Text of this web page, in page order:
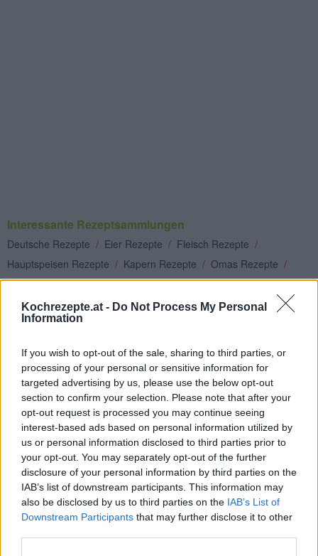
Kochrezepte.at - Do Not Process My Personal
Information
If you wish to opt-out of the sale, sharing to third parties, or
processing of your personal or sensitive information for
targeted advertising by us, please use the below opt-out
section to confirm your selection. Please note that after your
opt-out request is processed you may continue seeing
interest-based ads based on personal information utilized by
us or personal information disclosed to third parties prior to
your opt-out. You may separately opt-out of the further
disclosure of your personal information by third parties on the
IAB’s list of downstream participants. This information may
also be disclosed by us to third parties on the IAB’s List of
Downstream Participants that may further disclose it to other
Interessante Rezeptsammlungen
Deutsche Rezepte / Eier Rezepte / Fleisch Rezepte /
Hauptspeisen Rezepte / Kapern Rezepte / Omas Rezepte /
Schnitzel Rezepte/ Schweinefleisch Rezepte
Top
Naturschnitzel
Leicht
Schweineschnitzel mit Sesam paniert
Leicht
Schnelles Pariser Schnitzel